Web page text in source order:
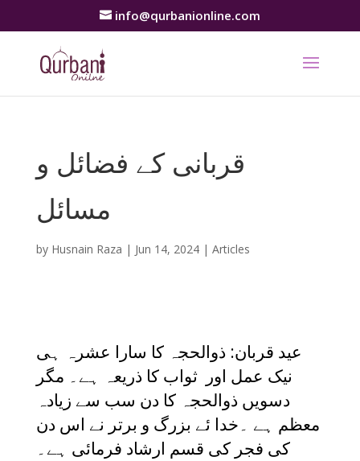
info@qurbanionline.com
قربانی کے فضائل و
مسائل
by Husnain Raza | Jun 14, 2024| Articles
عید قربان: ذوالحجہ کا سارا عشرہ ہی
نیک عمل اور ثواب کا ذریعہ ہے۔ مگر
دسویں ذوالحجہ کا دن سب سے زیادہ
معظم ہے ۔خدا ئے بزرگ و برتر نے اس دن
کی فجر کی قسم ارشاد فرمائی ہے۔